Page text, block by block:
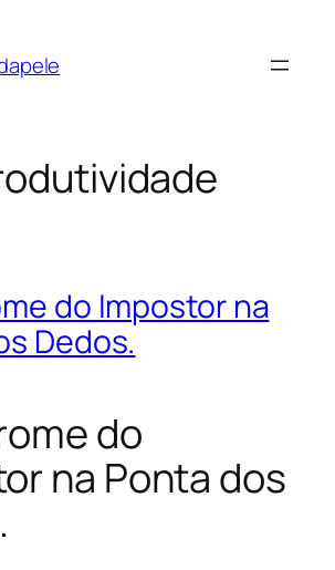
do Impostor na
Dedos.
do
na Ponta dos